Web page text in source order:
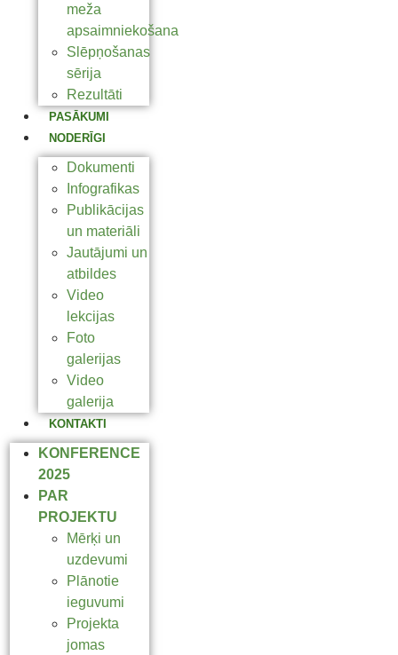
meža
apsaimniekošana
Slēpņošanas
sērija
Rezultāti
PASĀKUMI
NODERĪGI
Dokumenti
Infografikas
Publikācijas
un materiāli
Jautājumi un
atbildes
Video
lekcijas
Foto
galerijas
Video
galerija
KONTAKTI
KONFERENCE
2025
PAR
PROJEKTU
Mērķi un
uzdevumi
Plānotie
ieguvumi
Projekta
jomas